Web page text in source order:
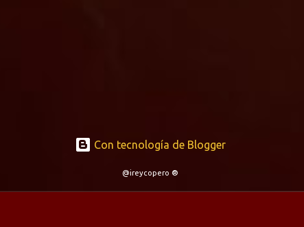
Con tecnología de Blogger
@ireycopero ®